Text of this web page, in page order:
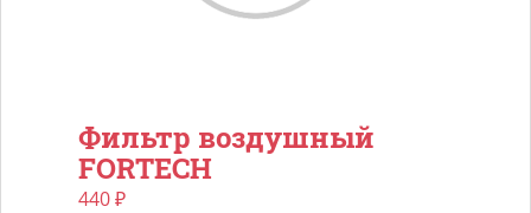
Фильтр воздушный
FORTECH
440₽